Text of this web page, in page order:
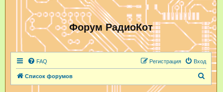
Форум РадиоКот
FAQ Вход
Регистрация
Список форумов